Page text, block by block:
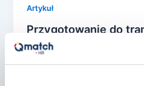
Artykuł
Przygotowanie do
wynagrodzeń: Nowe
rządowe